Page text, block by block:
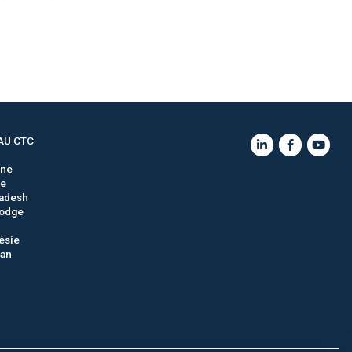
CTC